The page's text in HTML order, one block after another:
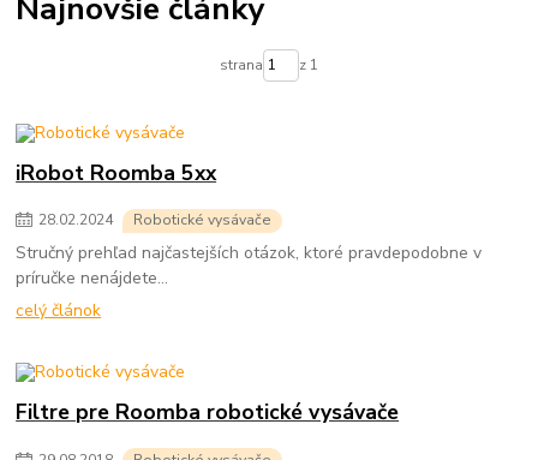
Najnovšie články
strana z 1
iRobot Roomba 5xx
28.02.2024 Robotické vysávače
Stručný prehľad najčastejších otázok, ktoré pravdepodobne v
príručke nenájdete...
celý článok
Filtre pre Roomba robotické vysávače